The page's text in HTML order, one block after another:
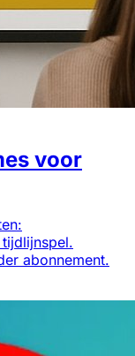
voor
abonnement.